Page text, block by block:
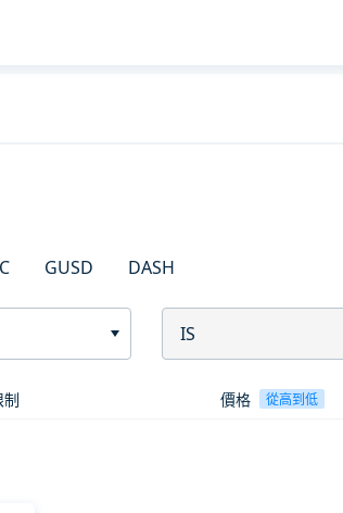
GUSD DASH
IS
制 價格 從高到低